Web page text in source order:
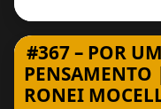
#367 – POR
PENSAMENTO
RONEI